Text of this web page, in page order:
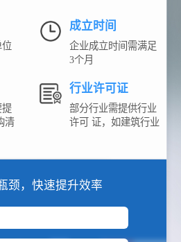
成立时间
企业成立时间需满足
3个月
提
清
行业许可证
部分行业需提供行业
许可 证，如建筑行业
颈，快速提升效率